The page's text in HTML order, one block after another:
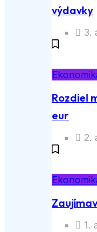
výdavky
3.
Rozdiel
eur
2.
1.